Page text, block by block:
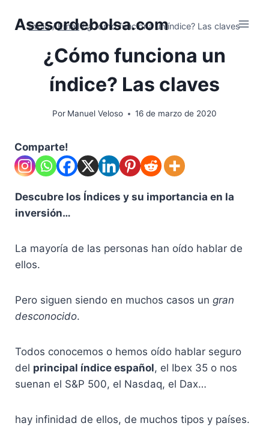
Asesordebolsa.com
Inicio / Email / ¿Cómo funciona un índice? Las claves
¿Cómo funciona un
índice? Las claves
Por Manuel Veloso 16 de marzo de 2020
Comparte!
Descubre los Índices y su importancia en la
inversión…
La mayoría de las personas han oído hablar de
ellos.
Pero siguen siendo en muchos casos un gran
desconocido.
Todos conocemos o hemos oído hablar seguro
del principal índice español, el Ibex 35 o nos
suenan el S&P 500, el Nasdaq, el Dax…
hay infinidad de ellos, de muchos tipos y países.